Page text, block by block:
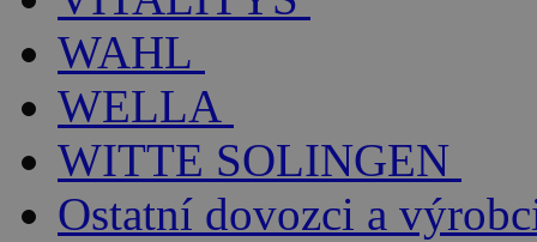
WAHL
WELLA
WITTE SOLINGEN
Ostatní dovozci a